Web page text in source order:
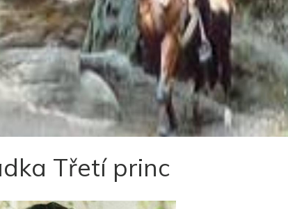
Třetí princ